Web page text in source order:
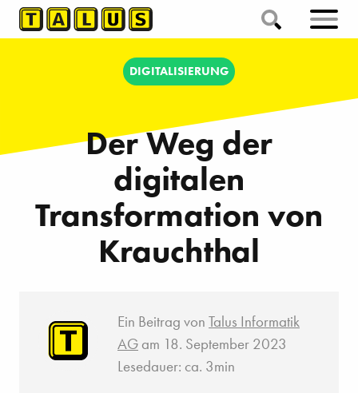
DIGITALISIERUNG
Der Weg der
digitalen
Transformation von
Krauchthal
Ein Beitrag von Talus Informatik
AG am 18. September 2023
Lesedauer: ca. 3min